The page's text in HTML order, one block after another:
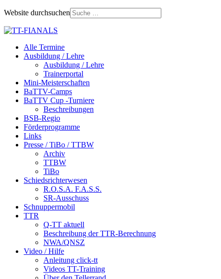
Website durchsuchen
Alle Termine
Ausbildung / Lehre
Ausbildung / Lehre
Trainerportal
Mini-Meisterschaften
BaTTV-Camps
BaTTV Cup -Turniere
Beschreibungen
BSB-Regio
Förderprogramme
Links
Presse / TiBo / TTBW
Archiv
TTBW
TiBo
Schiedsrichterwesen
R.O.S.A. F.A.S.S.
SR-Ausschuss
Schnuppermobil
TTR
Q-TT aktuell
Beschreibung der TTR-Berechnung
NWA/QNSZ
Video / Hilfe
Anleitung click-tt
Videos TT-Training